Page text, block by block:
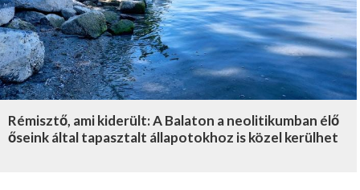
Rémisztő, ami kiderült: A Balaton a neolitikumban élő
őseink által tapasztalt állapotokhoz is közel kerülhet